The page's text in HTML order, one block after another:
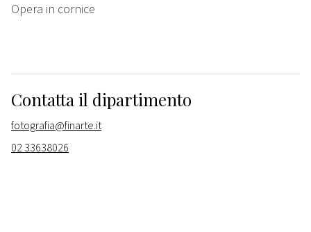
Opera in cornice
Contatta il dipartimento
fotografia@finarte.it
02 33638026